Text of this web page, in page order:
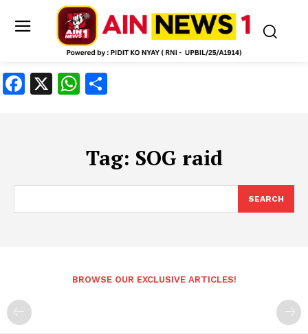
Facebook
X WhatsApp
Tag: SOG raid
SEARCH
BROWSE OUR EXCLUSIVE ARTICLES!